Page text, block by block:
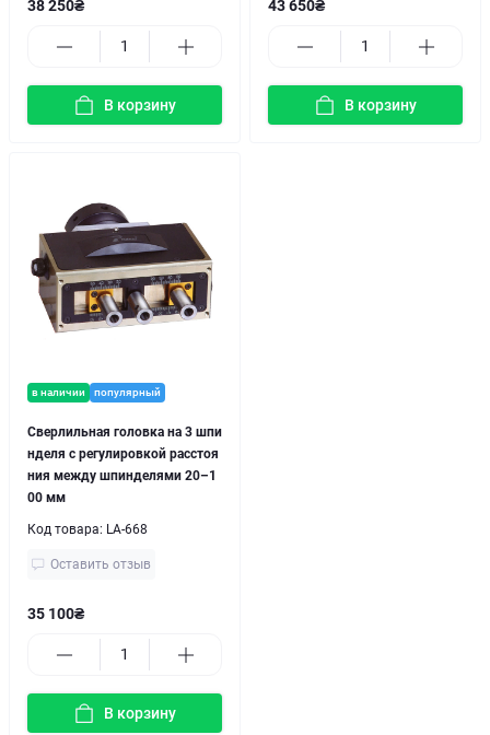
38 250₴
В корзину
43 650₴
В корзину
в наличии популярный
Сверлильная головка на 3 шпи
нделя с регулировкой расстоя
ния между шпинделями 20–1
00 мм
Код товара: LA-668
Оставить отзыв
35 100₴
В корзину